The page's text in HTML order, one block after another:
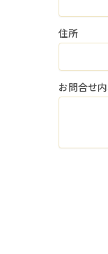
当社に
ただし
否され
また、
（逸失
て、当
住所
お問合せ